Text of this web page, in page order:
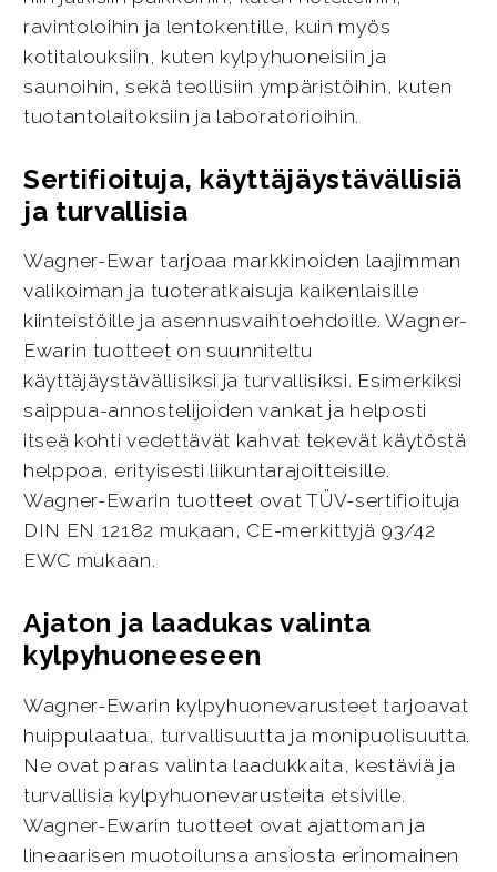
ravintoloihin ja lentokentille, kuin myös
kotitalouksiin, kuten kylpyhuoneisiin ja
saunoihin, sekä teollisiin ympäristöihin, kuten
tuotantolaitoksiin ja laboratorioihin.
Sertifioituja, käyttäjäystävällisiä
ja turvallisia
Wagner-Ewar tarjoaa markkinoiden laajimman
valikoiman ja tuoteratkaisuja kaikenlaisille
kiinteistöille ja asennusvaihtoehdoille. Wagner-
Ewarin tuotteet on suunniteltu
käyttäjäystävällisiksi ja turvallisiksi. Esimerkiksi
saippua-annostelijoiden vankat ja helposti
itseä kohti vedettävät kahvat tekevät käytöstä
helppoa, erityisesti liikuntarajoitteisille.
Wagner-Ewarin tuotteet ovat TÜV-sertifioituja
DIN EN 12182 mukaan, CE-merkittyjä 93/42
EWC mukaan.
Ajaton ja laadukas valinta
kylpyhuoneeseen
Wagner-Ewarin kylpyhuonevarusteet tarjoavat
huippulaatua, turvallisuutta ja monipuolisuutta.
Ne ovat paras valinta laadukkaita, kestäviä ja
turvallisia kylpyhuonevarusteita etsiville.
Wagner-Ewarin tuotteet ovat ajattoman ja
lineaarisen muotoilunsa ansiosta erinomainen